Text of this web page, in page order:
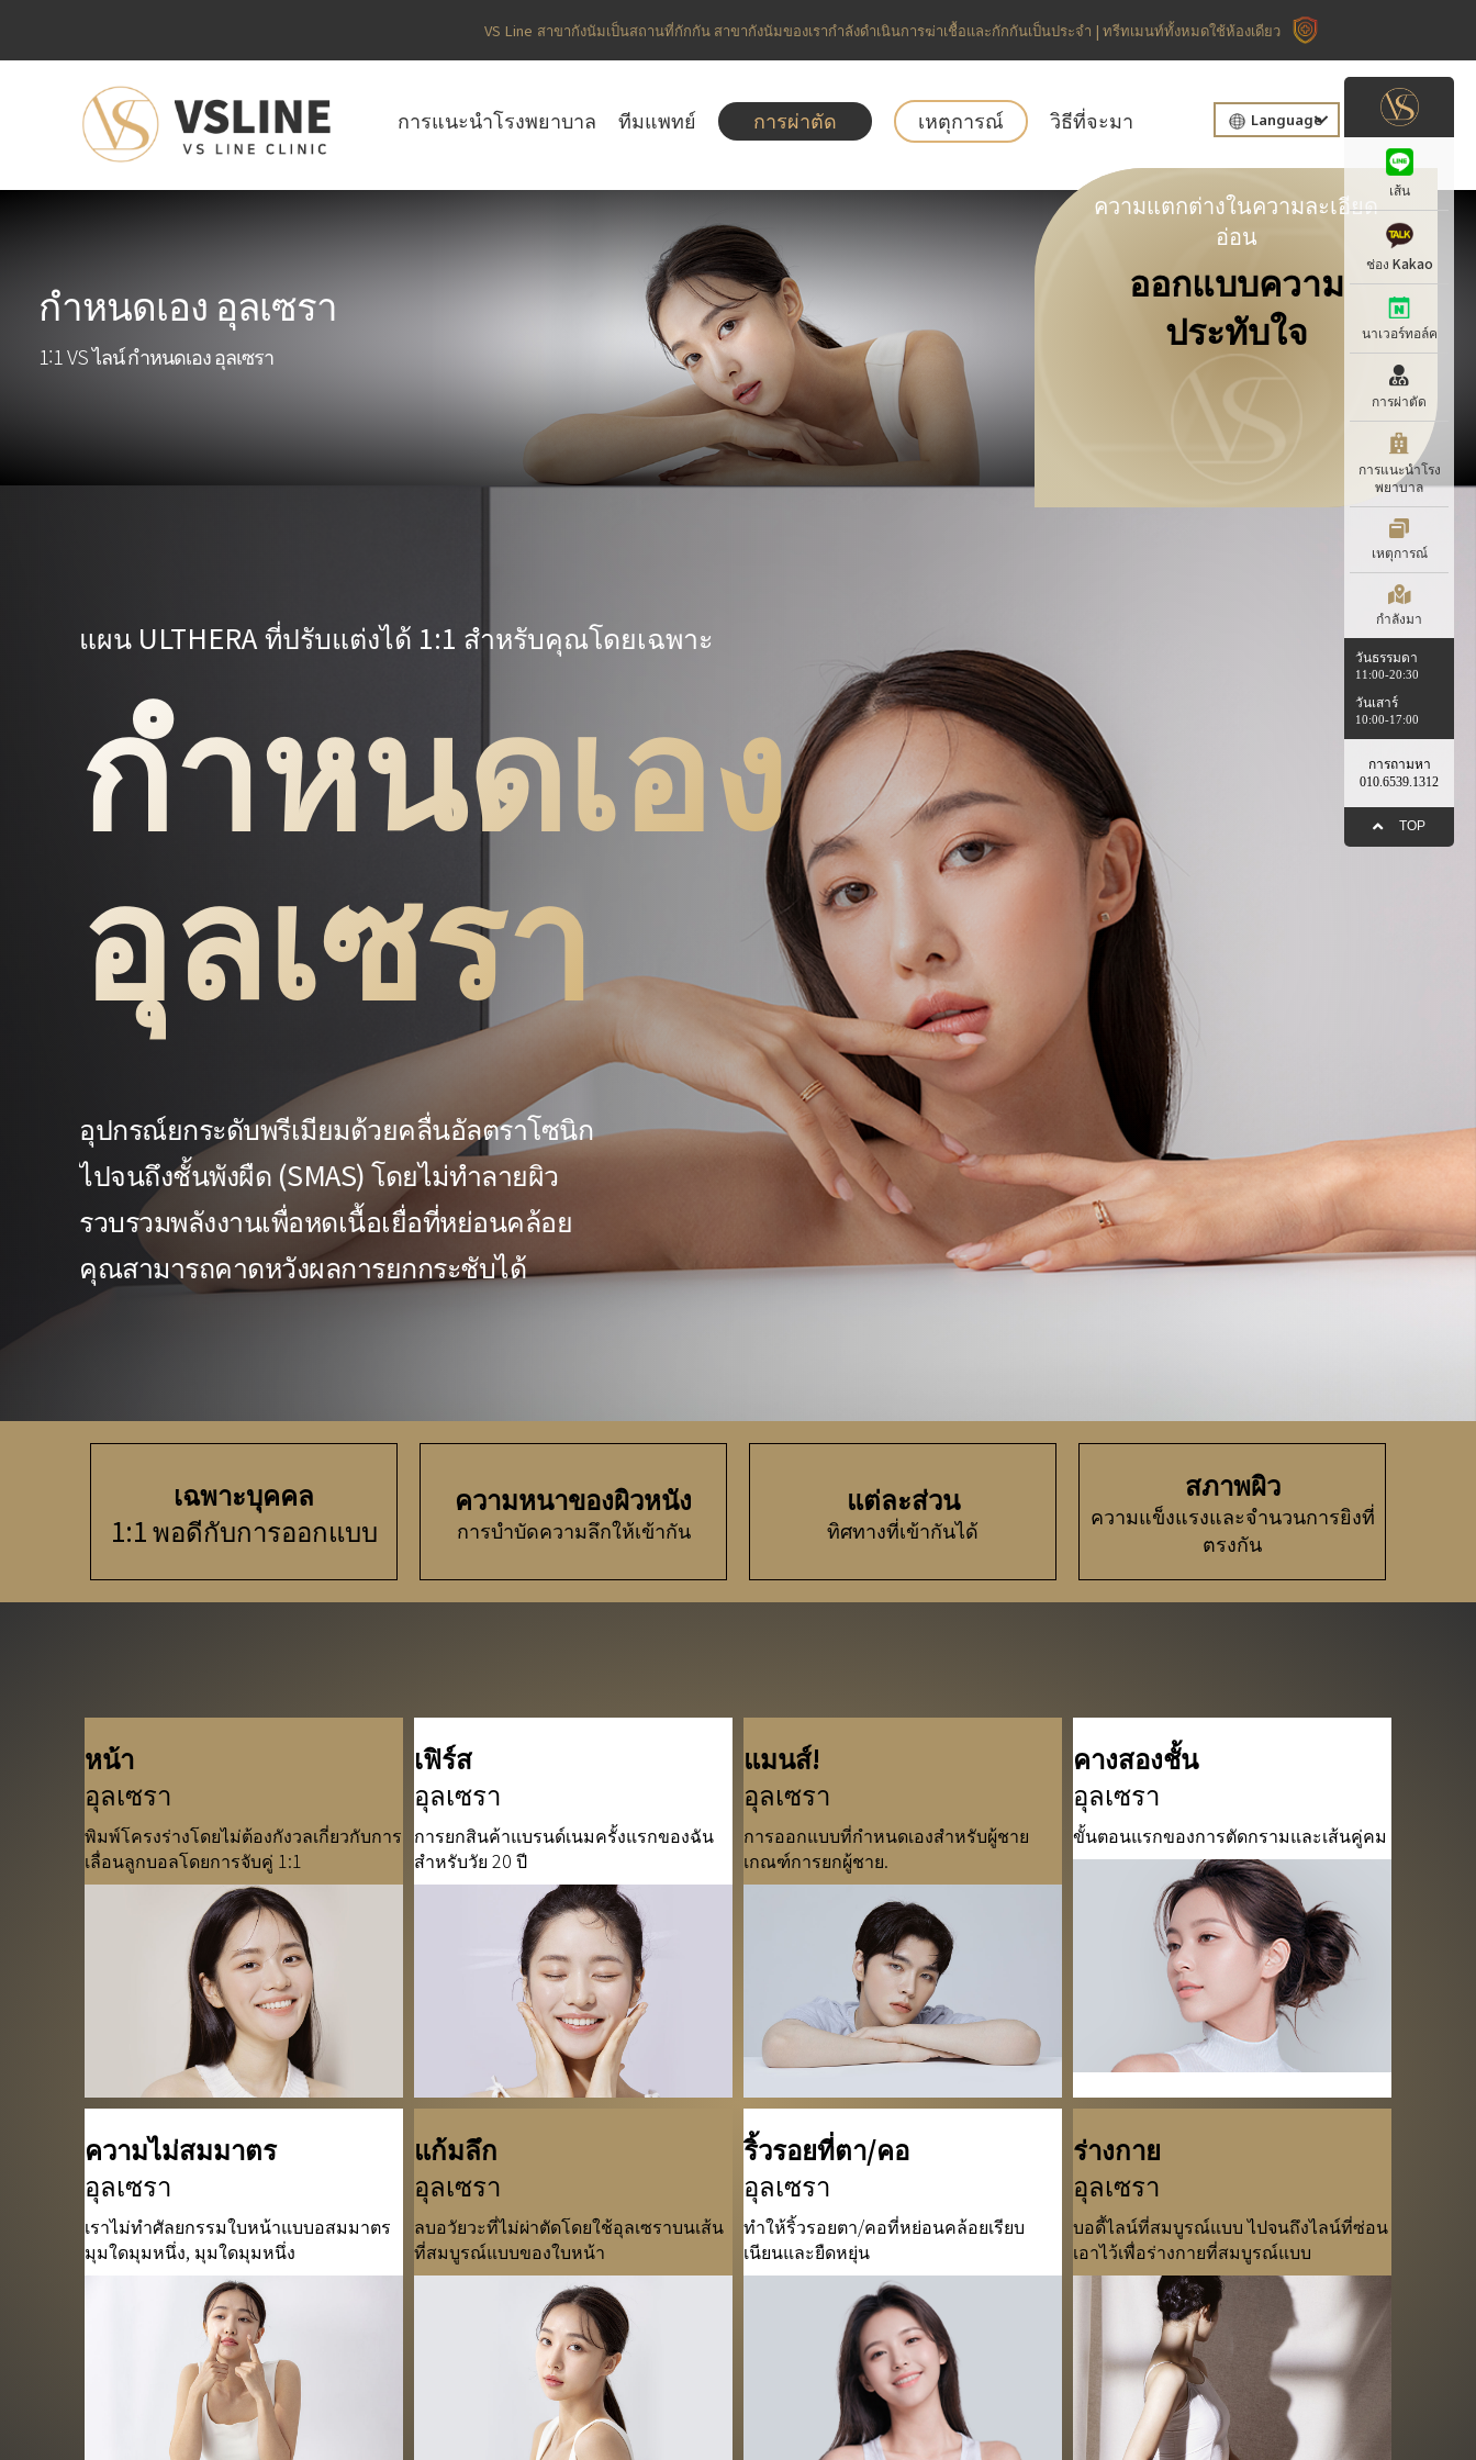
VS Line สาขากังนัมเป็นสถานที่กักกัน สาขากังนัมของเรากำลังดำเนินการฆ่าเชื้อและกักกันเป็นประจำ | ทรีทเมนท์ทั้งหมดใช้ห้องเดียว
การแนะนำโรงพยาบาล ทีมแพทย์ การผ่าตัด เหตุการณ์ วิธีที่จะมา Language
กำหนดเอง อุลเซรา
1:1 VS ไลน์ กำหนดเอง อุลเซรา
ความแตกต่างในความละเอียด
อ่อน
ออกแบบความ
ประทับใจ
แผน ULTHERA ที่ปรับแต่งได้ 1:1 สำหรับคุณโดยเฉพาะ
กำหนดเอง
อุลเซรา
อุปกรณ์ยกระดับพรีเมียมด้วยคลื่นอัลตราโซนิก
ไปจนถึงชั้นพังผืด (SMAS) โดยไม่ทำลายผิว
รวบรวมพลังงานเพื่อหดเนื้อเยื่อที่หย่อนคล้อย
คุณสามารถคาดหวังผลการยกกระชับได้
เฉพาะบุคคล
1:1 พอดีกับการออกแบบ
ความหนาของผิวหนัง
การบำบัดความลึกให้เข้ากัน
แต่ละส่วน
ทิศทางที่เข้ากันได้
สภาพผิว
ความแข็งแรงและจำนวนการยิงที่
ตรงกัน
หน้า
อุลเซรา
พิมพ์โครงร่างโดยไม่ต้องกังวลเกี่ยวกับการ
เลื่อนลูกบอลโดยการจับคู่ 1:1
เฟิร์ส
อุลเซรา
การยกสินค้าแบรนด์เนมครั้งแรกของฉัน
สำหรับวัย 20 ปี
แมนส์!
อุลเซรา
การออกแบบที่กำหนดเองสำหรับผู้ชาย
เกณฑ์การยกผู้ชาย.
คางสองชั้น
อุลเซรา
ขั้นตอนแรกของการตัดกรามและเส้นคู่คม
ความไม่สมมาตร
อุลเซรา
เราไม่ทำศัลยกรรมใบหน้าแบบอสมมาตร
มุมใดมุมหนึ่ง, มุมใดมุมหนึ่ง
แก้มลึก
อุลเซรา
ลบอวัยวะที่ไม่ผ่าตัดโดยใช้อุลเซราบนเส้น
ที่สมบูรณ์แบบของใบหน้า
ริ้วรอยที่ตา/คอ
อุลเซรา
ทำให้ริ้วรอยตา/คอที่หย่อนคล้อยเรียบ
เนียนและยืดหยุ่น
ร่างกาย
อุลเซรา
บอดี้ไลน์ที่สมบูรณ์แบบ ไปจนถึงไลน์ที่ซ่อน
เอาไว้เพื่อร่างกายที่สมบูรณ์แบบ
เส้น
ช่อง Kakao
นาเวอร์ทอล์ค
การผ่าตัด
การแนะนำโรง
พยาบาล
เหตุการณ์
กำลังมา
วันธรรมดา
11:00-20:30
วันเสาร์
10:00-17:00
การถามหา
010.6539.1312
TOP